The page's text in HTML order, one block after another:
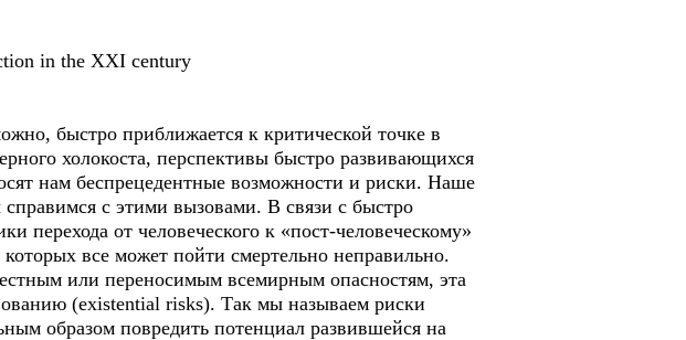
in the XXI century
быстро приближается к критической точке в
холокоста, перспективы быстро развивающихся
нам беспрецедентные возможности и риски. Наше
с этими вызовами. В связи с быстро
от человеческого к «пост-человеческому»
все может пойти смертельно неправильно.
или переносимым всемирным опасностям, эта
(existential risks). Так мы называем риски
образом повредить потенциал развившейся на